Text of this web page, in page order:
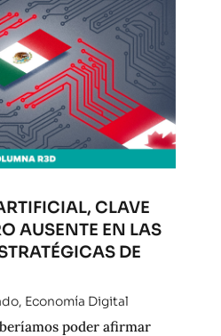
CLAVE
AUSENTE EN LAS
DE
, Economía Digital
poder afirmar